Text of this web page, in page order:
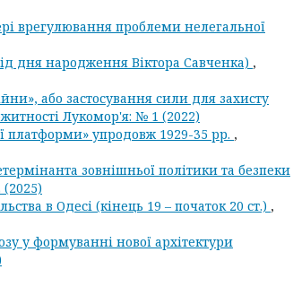
врегулювання проблеми нелегальної
дня народження Віктора Савченка) ,
або застосування сили для захисту
Лукомор'я: № 1 (2022)
платформи» упродовж 1929-35 рр. ,
зовнішньої політики та безпеки
в Одесі (кінець 19 – початок 20 ст.) ,
у формуванні нової архітектури